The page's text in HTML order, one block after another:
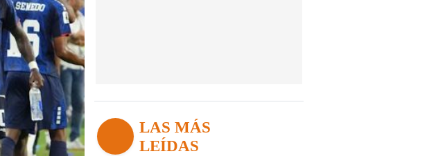
LAS MÁS
LEÍDAS